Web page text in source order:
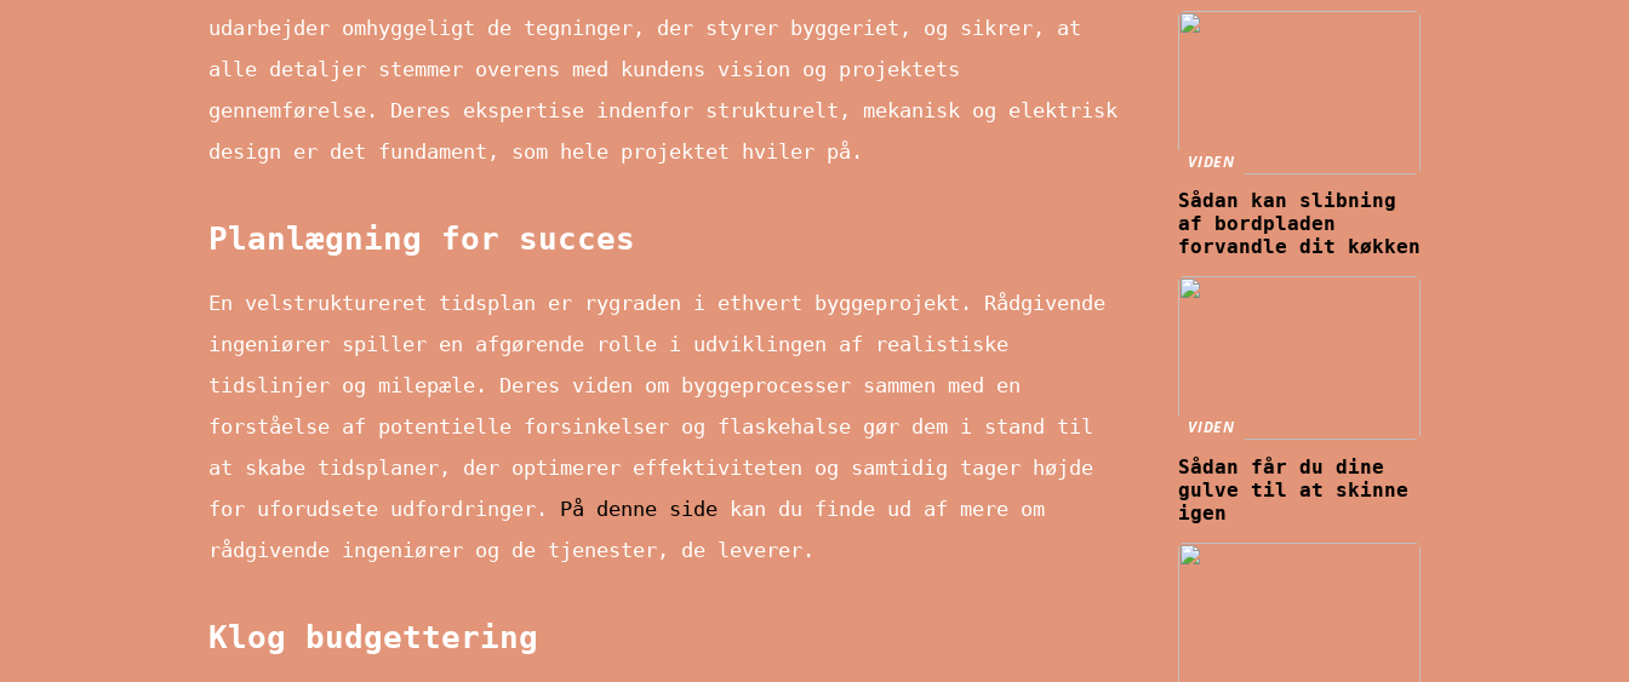
udarbejder omhyggeligt de tegninger, der styrer byggeriet, og sikrer, at
alle detaljer stemmer overens med kundens vision og projektets
gennemførelse. Deres ekspertise indenfor strukturelt, mekanisk og elektrisk
design er det fundament, som hele projektet hviler på.
Planlægning for succes
En velstruktureret tidsplan er rygraden i ethvert byggeprojekt. Rådgivende
ingeniører spiller en afgørende rolle i udviklingen af realistiske
tidslinjer og milepæle. Deres viden om byggeprocesser sammen med en
forståelse af potentielle forsinkelser og flaskehalse gør dem i stand til
at skabe tidsplaner, der optimerer effektiviteten og samtidig tager højde
for uforudsete udfordringer. På denne side kan du finde ud af mere om
rådgivende ingeniører og de tjenester, de leverer.
Klog budgettering
VIDEN
Sådan kan slibning
af bordpladen
forvandle dit køkken
VIDEN
Sådan får du dine
gulve til at skinne
igen